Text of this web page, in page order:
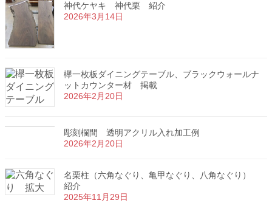
神代ケヤキ 神代栗 紹介
2026年3月14日
欅一枚板ダイニングテーブル、ブラックウォールナ
ットカウンター材 掲載
2026年2月20日
彫刻欄間 透明アクリル入れ加工例
2026年2月20日
名栗柱（六角なぐり、亀甲なぐり、八角なぐり）
紹介
2025年11月29日